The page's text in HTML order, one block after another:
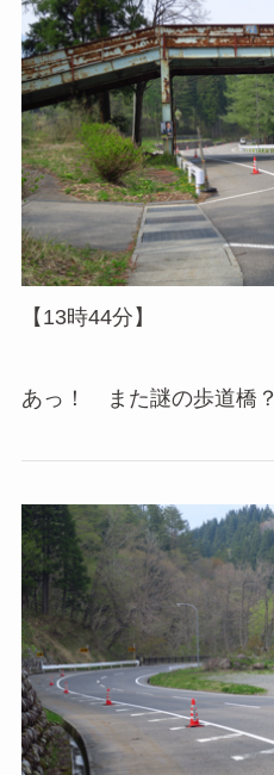
【13時44分】
あっ！ また謎の歩道橋？